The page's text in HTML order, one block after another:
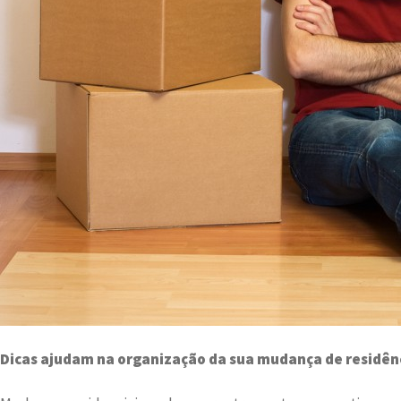
Dicas ajudam na organização da sua mudança de